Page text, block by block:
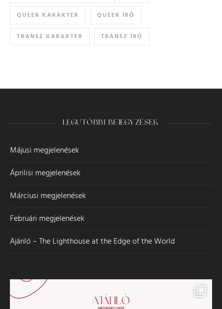
QUEER KARAKTER QUEER ÍRÓ
TRANSZ KARAKTER TRANSZ ÍRÓ
LEGUTÓBBI BEJEGYZÉSEK
Májusi megjelenések
Áprilisi megjelenések
Márciusi megjelenések
Februári megjelenések
Ajánló – The Lighthouse at the Edge of the World